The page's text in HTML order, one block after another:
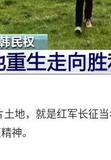
地，就是红军长征
神。